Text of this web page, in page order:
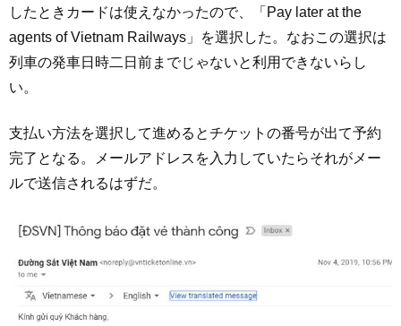
したときカードは使えなかったので、「Pay later at the
agents of Vietnam Railways」を選択した。なおこの選択は
列車の発車日時二日前までじゃないと利用できないらし
い。
支払い方法を選択して進めるとチケットの番号が出て予約
完了となる。メールアドレスを入力していたらそれがメー
ルで送信されるはずだ。